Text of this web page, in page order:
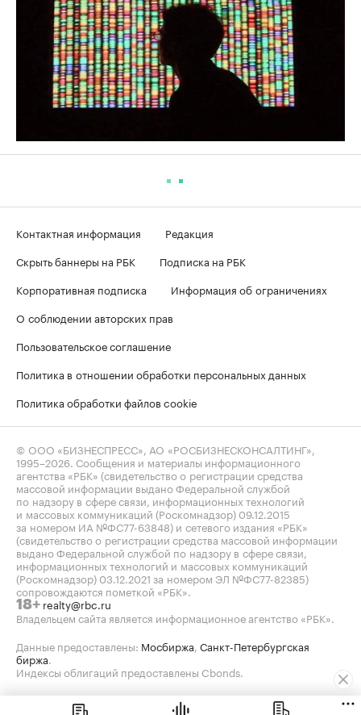
Контактная информация
Редакция
Скрыть баннеры на РБК
Подписка на РБК
Корпоративная подписка
Информация об ограничениях
О соблюдении авторских прав
Пользовательское соглашение
Политика в отношении обработки персональных данных
Политика обработки файлов cookie
© ООО «БИЗНЕСПРЕСС», АО «РОСБИЗНЕСКОНСАЛТИНГ»,
1995–2026. Сообщения и материалы информационного
агентства «РБК» (свидетельство о регистрации средства
массовой информации выдано Федеральной службой
по надзору в сфере связи, информационных технологий
и массовых коммуникаций (Роскомнадзор) 09.12.2015
за номером ИА №ФС77-63848) и сетевого издания «РБК»
(свидетельство о регистрации средства массовой информации
выдано Федеральной службой по надзору в сфере связи,
информационных технологий и массовых коммуникаций
(Роскомнадзор) 03.12.2021 за номером ЭЛ №ФС77-82385)
сопровождаются пометкой «РБК».
18+ realty@rbc.ru
Владельцем сайта является информационное агентство «РБК».
Данные предоставлены: Мосбиржа, Санкт-Петербургская
биржа.
Индексы облигаций предоставлены Cbonds.